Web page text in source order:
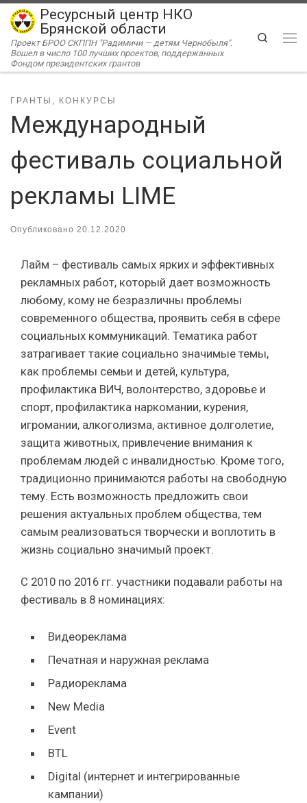
Перейти к содержимому
Ресурсный центр НКО
Брянской области
Проект БРОО СКППН "Радимичи — детям Чернобыля".
Вошел в число 100 лучших проектов, поддержанных
Фондом президентских грантов
Search
ГРАНТЫ, КОНКУРСЫ
Международный
фестиваль социальной
рекламы LIME
Опубликовано 20.12.2020
Лайм – фестиваль самых ярких и эффективных
рекламных работ, который дает возможность
любому, кому не безразличны проблемы
современного общества, проявить себя в сфере
социальных коммуникаций. Тематика работ
затрагивает такие социально значимые темы,
как проблемы семьи и детей, культура,
профилактика ВИЧ, волонтерство, здоровье и
спорт, профилактика наркомании, курения,
игромании, алкоголизма, активное долголетие,
защита животных, привлечение внимания к
проблемам людей с инвалидностью. Кроме того,
традиционно принимаются работы на свободную
тему. Есть возможность предложить свои
решения актуальных проблем общества, тем
самым реализоваться творчески и воплотить в
жизнь социально значимый проект.
С 2010 по 2016 гг. участники подавали работы на
фестиваль в 8 номинациях:
Видеореклама
Печатная и наружная реклама
Радиореклама
New Media
Event
BTL
Digital (интернет и интегрированные
кампании)